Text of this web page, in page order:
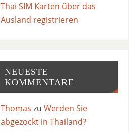
Thai SIM Karten über das
Ausland registrieren
NEUESTE
KOMMENTARE
Thomas zu Werden Sie
abgezockt in Thailand?